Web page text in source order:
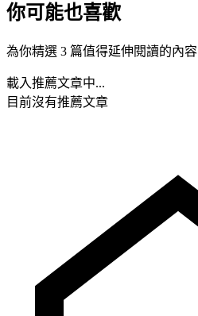
你可能也喜歡
為你精選 3 篇值得延伸閱讀的內容
載入推薦文章中...
目前沒有推薦文章